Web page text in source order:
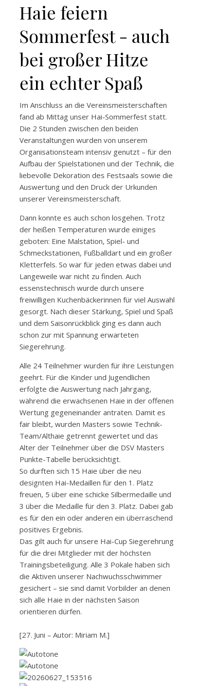
Haie feiern
Sommerfest - auch
bei großer Hitze
ein echter Spaß
Im Anschluss an die Vereinsmeisterschaften
fand ab Mittag unser Hai-Sommerfest statt.
Die 2 Stunden zwischen den beiden
Veranstaltungen wurden von unserem
Organisationsteam intensiv genutzt – für den
Aufbau der Spielstationen und der Technik, die
liebevolle Dekoration des Festsaals sowie die
Auswertung und den Druck der Urkunden
unserer Vereinsmeisterschaft.
Dann konnte es auch schon losgehen. Trotz
der heißen Temperaturen wurde einiges
geboten: Eine Malstation, Spiel- und
Schmeckstationen, Fußballdart und ein großer
Kletterfels. So war für jeden etwas dabei und
Langeweile war nicht zu finden. Auch
essenstechnisch wurde durch unsere
freiwilligen Kuchenbäckerinnen für viel Auswahl
gesorgt. Nach dieser Stärkung, Spiel und Spaß
und dem Saisonrückblick ging es dann auch
schon zur mit Spannung erwarteten
Siegerehrung.
Alle 24 Teilnehmer wurden für ihre Leistungen
geehrt. Für die Kinder und Jugendlichen
erfolgte die Auswertung nach Jahrgang,
während die erwachsenen Haie in der offenen
Wertung gegeneinander antraten. Damit es
fair bleibt, wurden Masters sowie Technik-
Team/Althaie getrennt gewertet und das
Alter der Teilnehmer über die DSV Masters
Punkte-Tabelle berücksichtigt.
So durften sich 15 Haie über die neu
designten Hai-Medaillen für den 1. Platz
freuen, 5 über eine schicke Silbermedaille und
3 über die Medaille für den 3. Platz. Dabei gab
es für den ein oder anderen ein überraschend
positives Ergebnis.
Das gilt auch für unsere Hai-Cup Siegerehrung
für die drei Mitglieder mit der höchsten
Trainingsbeteiligung. Alle 3 Pokale haben sich
die Aktiven unserer Nachwuchsschwimmer
gesichert – sie sind damit Vorbilder an denen
sich alle Haie in der nächsten Saison
orientieren dürfen.
[27. Juni – Autor: Miriam M.]